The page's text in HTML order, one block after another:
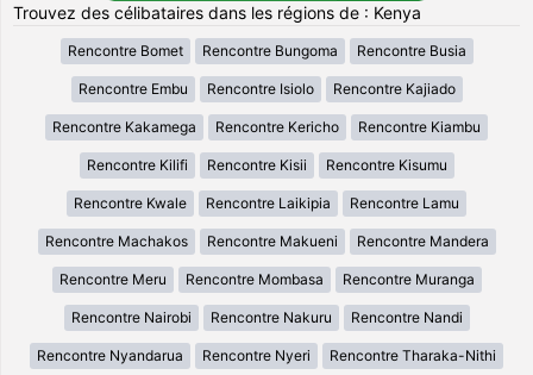
Trouvez des célibataires dans les régions de : Kenya
Rencontre Bomet Rencontre Bungoma Rencontre Busia
Rencontre Embu Rencontre Isiolo Rencontre Kajiado
Rencontre Kakamega Rencontre Kericho Rencontre Kiambu
Rencontre Kilifi Rencontre Kisii Rencontre Kisumu
Rencontre Kwale Rencontre Laikipia Rencontre Lamu
Rencontre Machakos Rencontre Makueni Rencontre Mandera
Rencontre Meru Rencontre Mombasa Rencontre Muranga
Rencontre Nairobi Rencontre Nakuru Rencontre Nandi
Rencontre Nyandarua Rencontre Nyeri Rencontre Tharaka-Nithi